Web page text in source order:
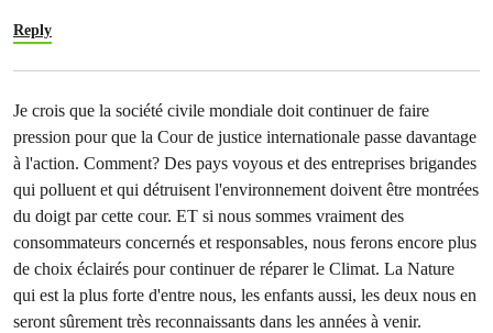
Reply
Je crois que la société civile mondiale doit continuer de faire
pression pour que la Cour de justice internationale passe davantage
à l'action. Comment? Des pays voyous et des entreprises brigandes
qui polluent et qui détruisent l'environnement doivent être montrées
du doigt par cette cour. ET si nous sommes vraiment des
consommateurs concernés et responsables, nous ferons encore plus
de choix éclairés pour continuer de réparer le Climat. La Nature
qui est la plus forte d'entre nous, les enfants aussi, les deux nous en
seront sûrement très reconnaissants dans les années à venir.